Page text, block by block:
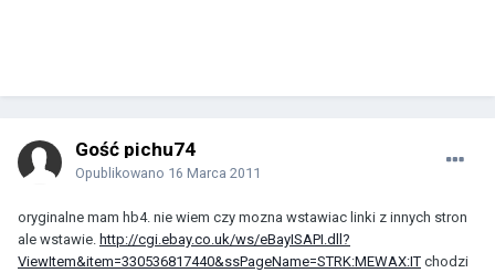
Gość pichu74
Opublikowano 16 Marca 2011
oryginalne mam hb4. nie wiem czy mozna wstawiac linki z innych stron
ale wstawie. http://cgi.ebay.co.uk/ws/eBayISAPI.dll?
ViewItem&item=330536817440&ssPageName=STRK:MEWAX:IT chodzi